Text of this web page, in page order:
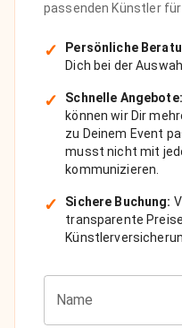
passenden Künstler für
✓ Persönliche
Dich bei der Auswahl
✓ Schnelle Angebote:
können wir Dir
zu Deinem Event
musst nicht mit
kommunizieren.
✓ Sichere Buchung:
transparente
Name